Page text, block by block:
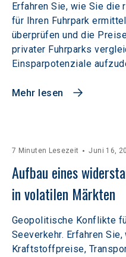
Erfahren Sie, wie Sie die
für Ihren Fuhrpark
überprüfen und die
privater Fuhrparks
Einsparpotenziale
Mehr lesen
7 Minuten Lesezeit Juni 16,
Aufbau eines
in volatilen Märkten
Geopolitische Konflikte
Seeverkehr. Erfahren
Kraftstoffpreise,